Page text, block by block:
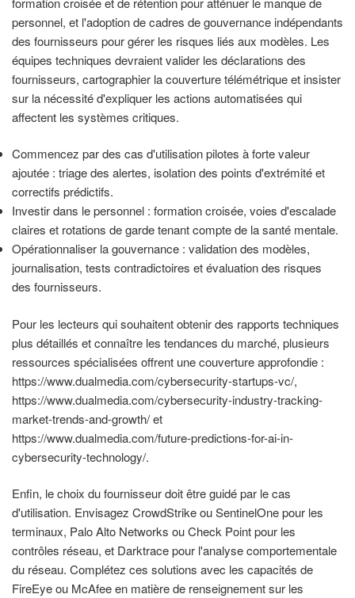
personnel, et l'adoption de cadres de gouvernance indépendants
des fournisseurs pour gérer les risques liés aux modèles. Les
équipes techniques devraient valider les déclarations des
fournisseurs, cartographier la couverture télémétrique et insister
sur la nécessité d'expliquer les actions automatisées qui
affectent les systèmes critiques.
Commencez par des cas d'utilisation pilotes à forte valeur
ajoutée : triage des alertes, isolation des points d'extrémité et
correctifs prédictifs.
Investir dans le personnel : formation croisée, voies d'escalade
claires et rotations de garde tenant compte de la santé mentale.
Opérationnaliser la gouvernance : validation des modèles,
journalisation, tests contradictoires et évaluation des risques
des fournisseurs.
Pour les lecteurs qui souhaitent obtenir des rapports techniques
plus détaillés et connaître les tendances du marché, plusieurs
ressources spécialisées offrent une couverture approfondie :
https://www.dualmedia.com/cybersecurity-startups-vc/,
https://www.dualmedia.com/cybersecurity-industry-tracking-
market-trends-and-growth/ et
https://www.dualmedia.com/future-predictions-for-ai-in-
cybersecurity-technology/.
Enfin, le choix du fournisseur doit être guidé par le cas
d'utilisation. Envisagez CrowdStrike ou SentinelOne pour les
terminaux, Palo Alto Networks ou Check Point pour les
contrôles réseau, et Darktrace pour l'analyse comportementale
du réseau. Complétez ces solutions avec les capacités de
FireEye ou McAfee en matière de renseignement sur les